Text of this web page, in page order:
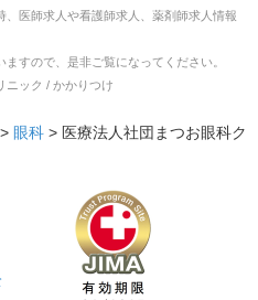
医師求人や看護師求人、薬剤師求人情報
すので、是非ご覧になってください。
ニック / かかりつけ
> 眼科 > 医療法人社団まつお眼科ク